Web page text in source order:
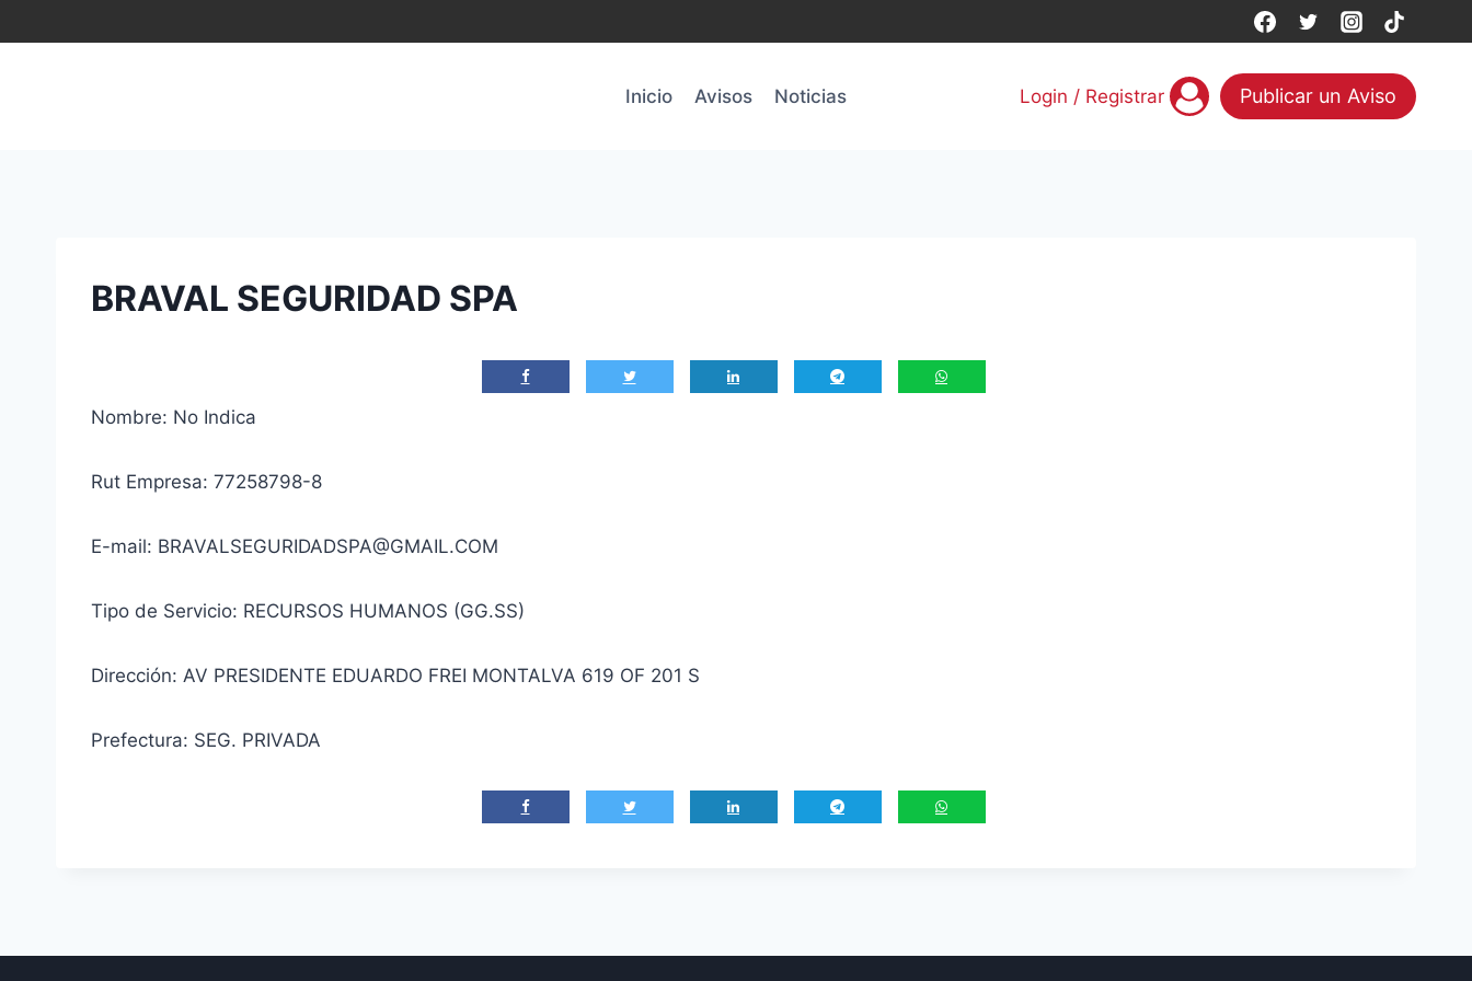
al
Inicio
Avisos Noticias Login / Registrar Publicar un Aviso
BRAVAL SEGURIDAD SPA
Nombre: No Indica
Rut Empresa: 77258798-8
E-mail: BRAVALSEGURIDADSPA@GMAIL.COM
Tipo de Servicio: RECURSOS HUMANOS (GG.SS)
Dirección: AV PRESIDENTE EDUARDO FREI MONTALVA 619 OF 201 S
Prefectura: SEG. PRIVADA